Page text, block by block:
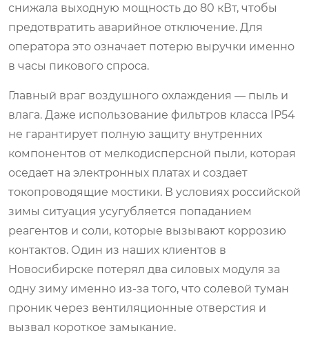
снижала выходную мощность до 80 кВт, чтобы
предотвратить аварийное отключение. Для
оператора это означает потерю выручки именно
в часы пикового спроса.
Главный враг воздушного охлаждения — пыль и
влага. Даже использование фильтров класса IP54
не гарантирует полную защиту внутренних
компонентов от мелкодисперсной пыли, которая
оседает на электронных платах и создает
токопроводящие мостики. В условиях российской
зимы ситуация усугубляется попаданием
реагентов и соли, которые вызывают коррозию
контактов. Один из наших клиентов в
Новосибирске потерял два силовых модуля за
одну зиму именно из-за того, что солевой туман
проник через вентиляционные отверстия и
вызвал короткое замыкание.